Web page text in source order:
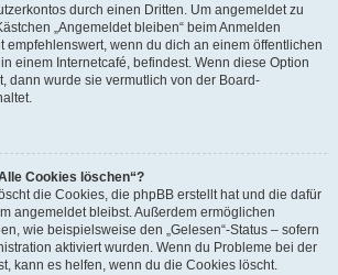
durch einen Dritten. Um angemeldet zu
„Angemeldet bleiben“ beim Anmelden
empfehlenswert, wenn du dich an einem öffentlichen
einem Internetcafé, befindest. Wenn diese Option
dann wurde sie vermutlich von der Board-
Cookies löschen“?
die Cookies, die phpBB erstellt hat und die dafür
angemeldet bleibst. Außerdem ermöglichen
wie beispielsweise den „Gelesen“-Status – sofern
aktiviert wurden. Wenn du Probleme bei der
kann es helfen, wenn du die Cookies löscht.